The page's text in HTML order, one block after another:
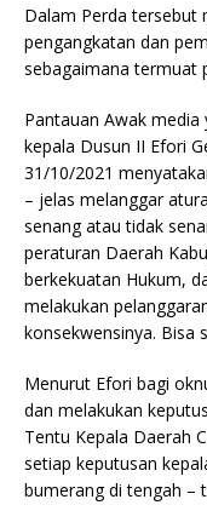
Dalam Perda tersebut
pengangkatan dan
sebagaimana termuat
Pantauan Awak
kepala Dusun II Efori
31/10/2021
– jelas melanggar
senang atau tidak
peraturan Daerah
berkekuatan Hukum,
melakukan
konsekwensinya. Bisa
Menurut Efori bagi
dan melakukan
Tentu Kepala Daerah
setiap keputusan
bumerang di tengah –